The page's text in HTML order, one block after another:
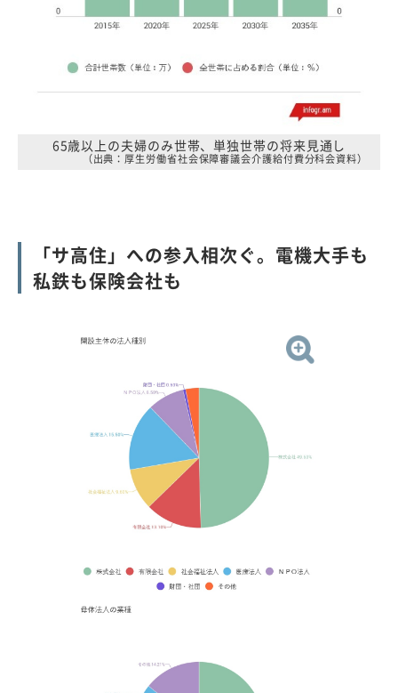
65歳以上の夫婦のみ世帯、単独世帯の将来見通し
（出典：厚生労働省社会保障審議会介護給付費分科会資料）
「サ高住」への参入相次ぐ。電機大手も
私鉄も保険会社も